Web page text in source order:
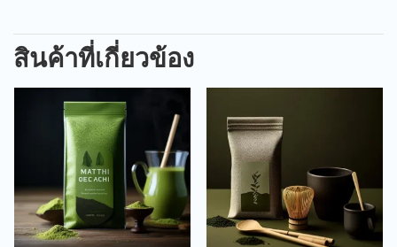
สินค้าที่เกี่ยวข้อง